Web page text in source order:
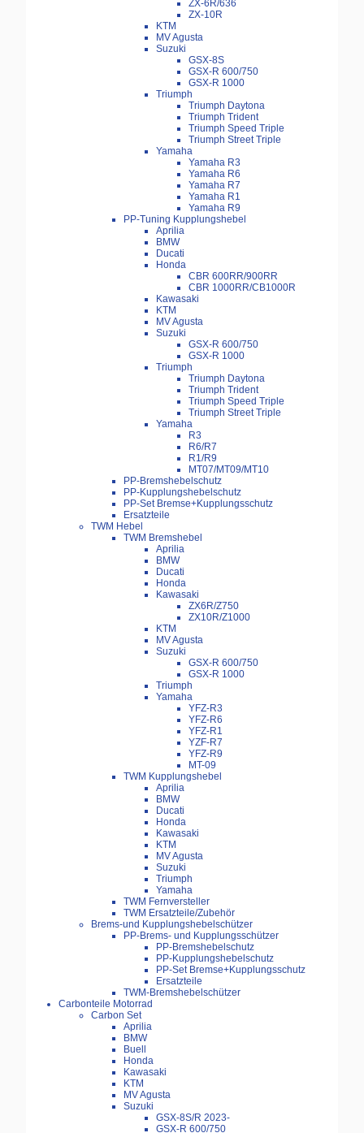
ZX-6R/636
ZX-10R
KTM
MV Agusta
Suzuki
GSX-8S
GSX-R 600/750
GSX-R 1000
Triumph
Triumph Daytona
Triumph Trident
Triumph Speed Triple
Triumph Street Triple
Yamaha
Yamaha R3
Yamaha R6
Yamaha R7
Yamaha R1
Yamaha R9
PP-Tuning Kupplungshebel
Aprilia
BMW
Ducati
Honda
CBR 600RR/900RR
CBR 1000RR/CB1000R
Kawasaki
KTM
MV Agusta
Suzuki
GSX-R 600/750
GSX-R 1000
Triumph
Triumph Daytona
Triumph Trident
Triumph Speed Triple
Triumph Street Triple
Yamaha
R3
R6/R7
R1/R9
MT07/MT09/MT10
PP-Bremshebelschutz
PP-Kupplungshebelschutz
PP-Set Bremse+Kupplungsschutz
Ersatzteile
TWM Hebel
TWM Bremshebel
Aprilia
BMW
Ducati
Honda
Kawasaki
ZX6R/Z750
ZX10R/Z1000
KTM
MV Agusta
Suzuki
GSX-R 600/750
GSX-R 1000
Triumph
Yamaha
YFZ-R3
YFZ-R6
YFZ-R1
YZF-R7
YFZ-R9
MT-09
TWM Kupplungshebel
Aprilia
BMW
Ducati
Honda
Kawasaki
KTM
MV Agusta
Suzuki
Triumph
Yamaha
TWM Fernversteller
TWM Ersatzteile/Zubehör
Brems-und Kupplungshebelschützer
PP-Brems- und Kupplungsschützer
PP-Bremshebelschutz
PP-Kupplungshebelschutz
PP-Set Bremse+Kupplungsschutz
Ersatzteile
TWM-Bremshebelschützer
Carbonteile Motorrad
Carbon Set
Aprilia
BMW
Buell
Honda
Kawasaki
KTM
MV Agusta
Suzuki
GSX-8S/R 2023-
GSX-R 600/750